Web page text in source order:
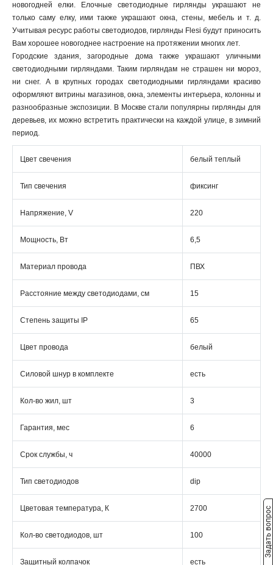
новогодней елки. Елочные светодиодные гирлянды украшают не
только саму елку, ими также украшают окна, стены, мебель и т. д.
Учитывая ресурс работы светодиодов, гирлянды Flesi будут приносить
Вам хорошее новогоднее настроение на протяжении многих лет.
Городские здания, загородные дома также украшают уличными
светодиодными гирляндами. Таким гирляндам не страшен ни мороз,
ни снег. А в крупных городах светодиодными гирляндами красиво
оформляют витрины магазинов, окна, элементы интерьера, колонны и
разнообразные экспозиции. В Москве стали популярны гирлянды для
деревьев, их можно встретить практически на каждой улице, в зимний
период.
Цвет свечения белый теплый
Тип свечения фиксинг
Напряжение, V 220
Мощность, Вт 6,5
Материал провода ПВХ
Расстояние между светодиодами, см 15
Степень защиты IP 65
Цвет провода белый
Силовой шнур в комплекте есть
Кол-во жил, шт 3
Гарантия, мес 6
Срок службы, ч 40000
Тип светодиодов dip
Цветовая температура, К 2700
Кол-во светодиодов, шт 100
Защитный колпачок есть
Задать вопрос